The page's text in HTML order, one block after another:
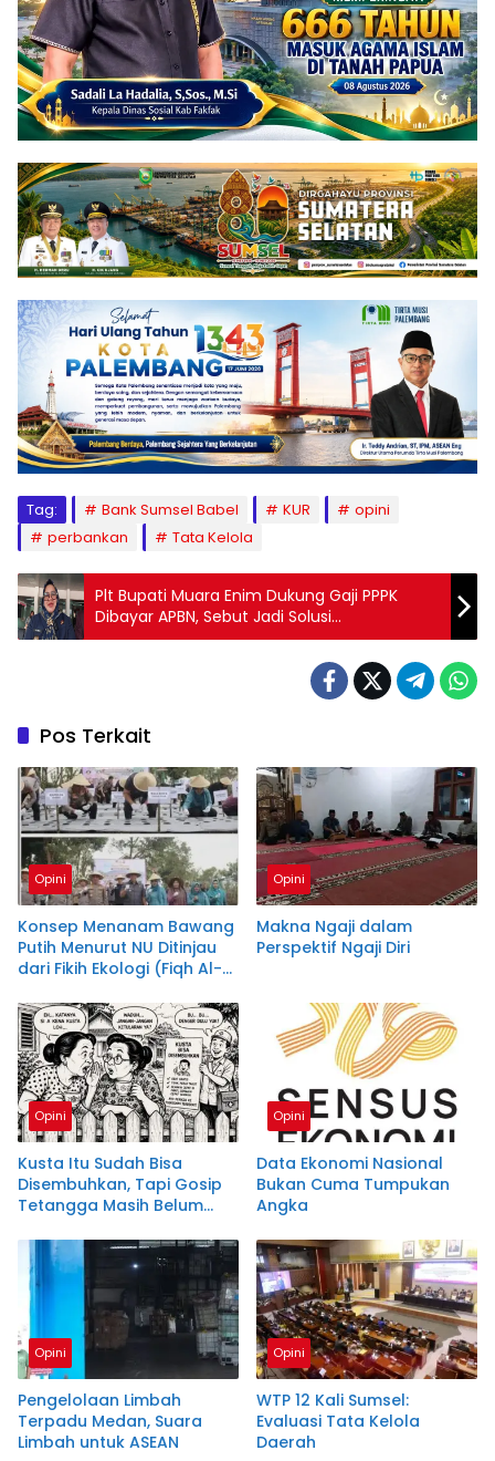
Tag: Bank Sumsel Babel KUR
opini
perbankan
Tata Kelola
Plt Bupati Muara Enim Dukung Gaji PPPK
Dibayar APBN, Sebut Jadi Solusi
Keterbatasan Fiskal Daerah
Pos Terkait
Opini
Konsep Menanam Bawang
Putih Menurut NU Ditinjau
dari Fikih Ekologi (Fiqh Al-
Ekologis
Opini
Makna Ngaji dalam
Perspektif Ngaji Diri
Opini
Kusta Itu Sudah Bisa
Disembuhkan, Tapi Gosip
Tetangga Masih Belum
Opini
Data Ekonomi Nasional
Bukan Cuma Tumpukan
Angka
Opini
Pengelolaan Limbah
Terpadu Medan, Suara
Limbah untuk ASEAN
Opini
WTP 12 Kali Sumsel:
Evaluasi Tata Kelola
Daerah